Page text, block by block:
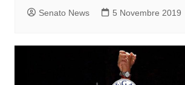
Senato News 5 Novembre 2019